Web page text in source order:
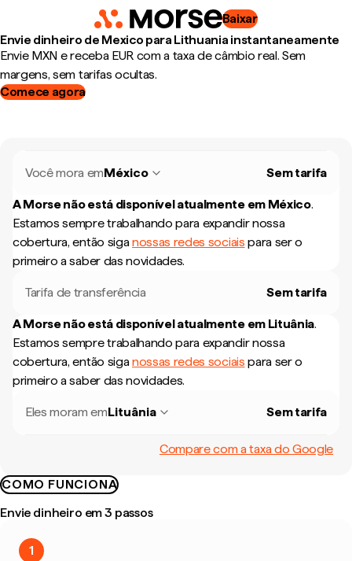
Baixar
Envie dinheiro de Mexico para Lithuania instantaneamente
Envie MXN e receba EUR com a taxa de câmbio real. Sem
margens, sem tarifas ocultas.
Comece agora
Você mora emMéxico Sem tarifa
A Morse não está disponível atualmente em México.
Estamos sempre trabalhando para expandir nossa
cobertura, então siganossas redes sociais para ser o
primeiro a saber das novidades.
Tarifa de transferência Sem tarifa
A Morse não está disponível atualmente em Lituânia.
Estamos sempre trabalhando para expandir nossa
cobertura, então siganossas redes sociais para ser o
primeiro a saber das novidades.
Eles moram emLituânia Sem tarifa
Compare com a taxa do Google
COMO FUNCIONA
Envie dinheiro em 3 passos
1